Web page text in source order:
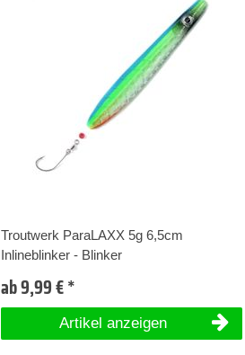
Troutwerk ParaLAXX 5g 6,5cm
Inlineblinker - Blinker
ab 9,99 € *
Artikel anzeigen